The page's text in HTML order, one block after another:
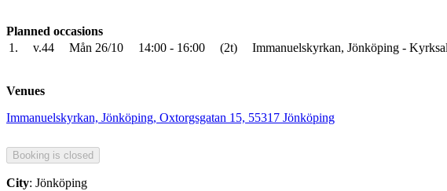
Planned occasions
1.
v.44 Mån 26/10 14:00 - 16:00 (2t) Immanuelskyrkan, Jönköping -
Venues
Immanuelskyrkan, Jönköping, Oxtorgsgatan 15, 55317 Jönköping
City: Jönköping